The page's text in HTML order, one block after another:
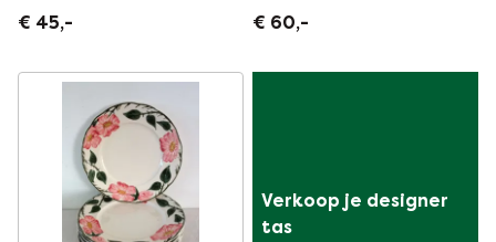
serveerschalen, 1970
€ 45,-
Rose", 1970
€ 60,-
Verkoop je designer
tas